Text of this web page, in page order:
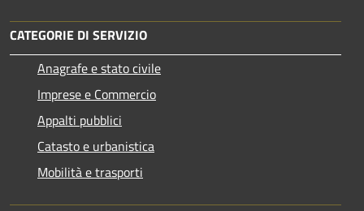
CATEGORIE DI SERVIZIO
Anagrafe e stato civile
Imprese e Commercio
Appalti pubblici
Catasto e urbanistica
Mobilità e trasporti